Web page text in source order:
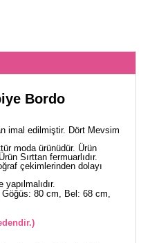
Bordo
imal edilmiştir. Dört Mevsim
moda ürünüdür. Ürün
Sırttan fermuarlıdır.
çekimlerinden dolayı
80 cm, Bel: 68 cm,